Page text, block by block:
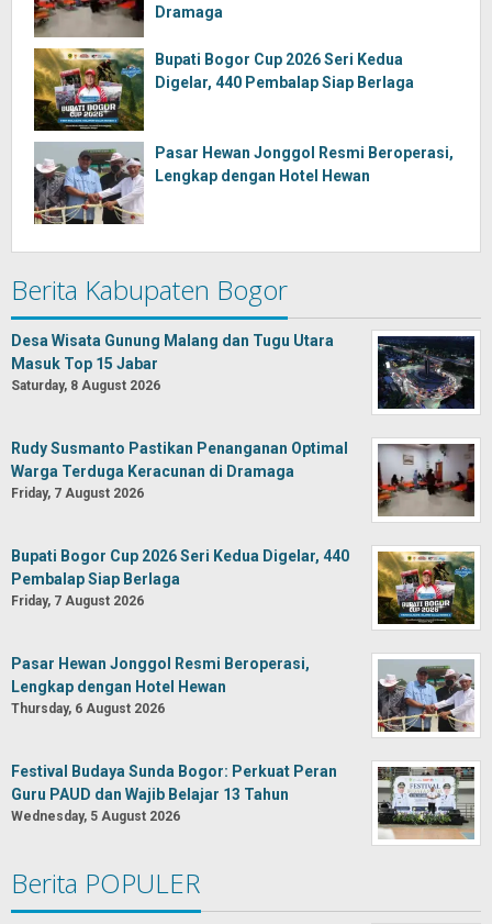
Dramaga
Bupati Bogor Cup 2026 Seri Kedua
Digelar, 440 Pembalap Siap Berlaga
Pasar Hewan Jonggol Resmi Beroperasi,
Lengkap dengan Hotel Hewan
Berita Kabupaten Bogor
Desa Wisata Gunung Malang dan Tugu Utara
Masuk Top 15 Jabar
Saturday, 8 August 2026
Rudy Susmanto Pastikan Penanganan Optimal
Warga Terduga Keracunan di Dramaga
Friday, 7 August 2026
Bupati Bogor Cup 2026 Seri Kedua Digelar, 440
Pembalap Siap Berlaga
Friday, 7 August 2026
Pasar Hewan Jonggol Resmi Beroperasi,
Lengkap dengan Hotel Hewan
Thursday, 6 August 2026
Festival Budaya Sunda Bogor: Perkuat Peran
Guru PAUD dan Wajib Belajar 13 Tahun
Wednesday, 5 August 2026
Berita POPULER